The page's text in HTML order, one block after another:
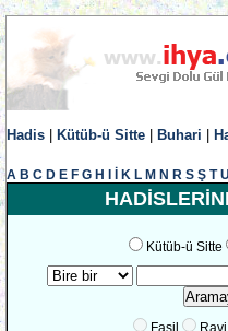
Hadis Kütüb-ü Sitte Buhari
A B C D E F G H K L M N R S Ş T U
Kütüb-ü Sitte
Fasil Ravi